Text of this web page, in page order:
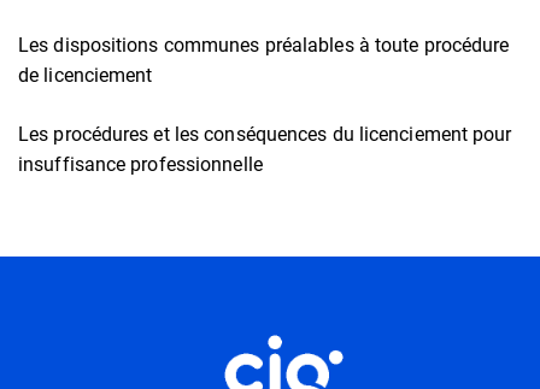
Les dispositions communes préalables à toute procédure
de licenciement
Les procédures et les conséquences du licenciement pour
insuffisance professionnelle